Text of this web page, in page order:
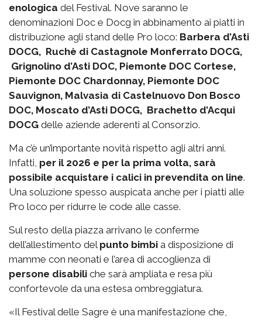
enologica del Festival. Nove saranno le
denominazioni Doc e Docg in abbinamento ai piatti in
distribuzione agli stand delle Pro loco: Barbera d’Asti
DOCG, Ruchè di Castagnole Monferrato DOCG,
Grignolino d’Asti DOC, Piemonte DOC Cortese,
Piemonte DOC Chardonnay, Piemonte DOC
Sauvignon, Malvasia di Castelnuovo Don Bosco
DOC, Moscato d’Asti DOCG, Brachetto d’Acqui
DOCG delle aziende aderenti al Consorzio.
Ma c’è un’importante novità rispetto agli altri anni.
Infatti, per il 2026 e per la prima volta, sarà
possibile acquistare i calici in prevendita on line.
Una soluzione spesso auspicata anche per i piatti alle
Pro loco per ridurre le code alle casse.
Sul resto della piazza arrivano le conferme
dell’allestimento del punto bimbi a disposizione di
mamme con neonati e l’area di accoglienza di
persone disabili che sarà ampliata e resa più
confortevole da una estesa ombreggiatura.
«Il Festival delle Sagre è una manifestazione che,